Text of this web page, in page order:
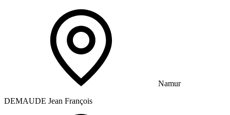
Namur
DEMAUDE Jean François